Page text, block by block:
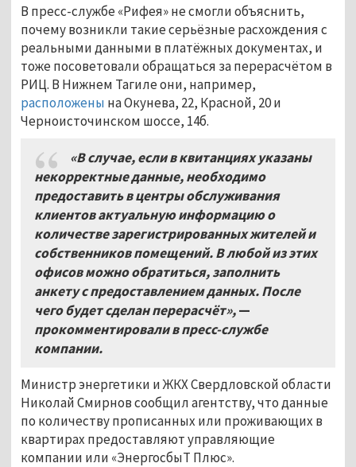
В пресс-службе «Рифея» не смогли объяснить,
почему возникли такие серьёзные расхождения с
реальными данными в платёжных документах, и
тоже посоветовали обращаться за перерасчётом в
РИЦ. В Нижнем Тагиле они, например,
расположены на Окунева, 22, Красной, 20 и
Черноисточинском шоссе, 14б.
«В случае, если в квитанциях указаны
некорректные данные, необходимо
предоставить в центры обслуживания
клиентов актуальную информацию о
количестве зарегистрированных жителей и
собственников помещений. В любой из этих
офисов можно обратиться, заполнить
анкету с предоставлением данных. После
чего будет сделан перерасчёт»,—
прокомментировали в пресс-службе
компании.
Министр энергетики и ЖКХ Свердловской области
Николай Смирнов сообщил агентству, что данные
по количеству прописанных или проживающих в
квартирах предоставляют управляющие
компании или «ЭнергосбыТ Плюс».